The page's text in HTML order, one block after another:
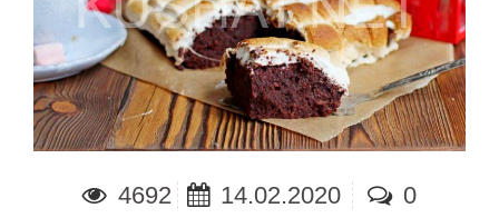
4692 14.02.2020 0